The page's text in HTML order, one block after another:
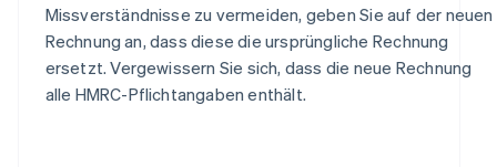
Missverständnisse zu vermeiden, geben Sie auf der neuen
Rechnung an, dass diese die ursprüngliche Rechnung
ersetzt. Vergewissern Sie sich, dass die neue Rechnung
alle HMRC-Pflichtangaben enthält.